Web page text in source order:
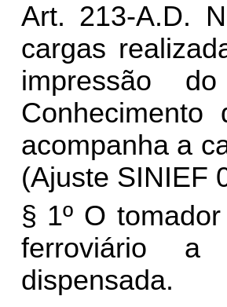
Art. 213-A.D.
cargas
impressão
acompanha a
(Ajuste SINIEF
§ 1º O
ferroviário a
dispensada.